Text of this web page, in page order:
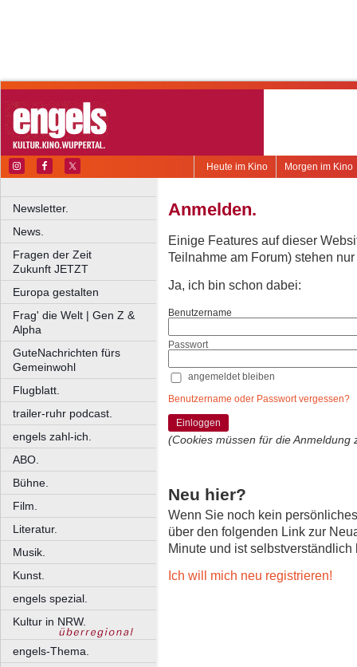
Morgen im Kino
Heute im Kino
Newsletter.
News.
Fragen der Zeit
Zukunft JETZT
Europa gestalten
Frag' die Welt | Gen Z &
Alpha
GuteNachrichten fürs
Gemeinwohl
Flugblatt.
trailer-ruhr podcast.
engels zahl-ich.
ABO.
Bühne.
Film.
Literatur.
Musik.
Kunst.
engels spezial.
Kultur in NRW.
engels-Thema.
Anmelden.
Einige Features auf dieser
Teilnahme am Forum) stehen
Ja, ich bin schon dabei:
Benutzername
Passwort
angemeldet bleiben
Benutzername oder Passwort vergessen?
Einloggen
(Cookies müssen für die Anmeldung
Neu hier?
Wenn Sie noch kein
über den folgenden Link zur
Minute und ist selbstverständlich
Ich will mich neu registrieren!